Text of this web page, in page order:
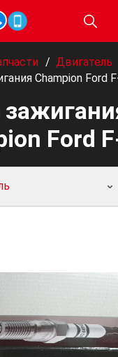
/ Двигатель
Champion Ford
Ford